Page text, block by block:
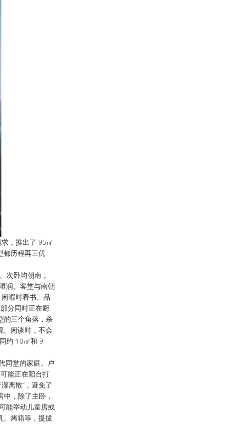
，推出了 95㎡
都历程再三优
次卧均朝南，
润。客堂与南朝
暇时看书、品
分同时正在厨
的三个角落，杀
、闲谈时，不会
约 10㎡和 9
同堂的家庭。户
能正在阳台打
离散”，避免了
，除了主卧，
能举动儿童房或
、烤箱等，提拔